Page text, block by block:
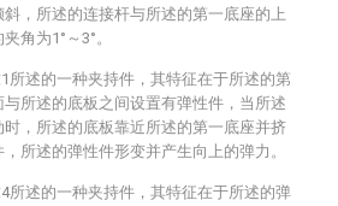
斜，所述的连接杆与所述的第一底座的上
角为1°～3°。
所述的一种夹持件，其特征在于所述的第
所述的底板之间设置有弹性件，当所述
时，所述的底板靠近所述的第一底座并挤
所述的弹性件形变并产生向上的弹力。
所述的一种夹持件，其特征在于所述的弹